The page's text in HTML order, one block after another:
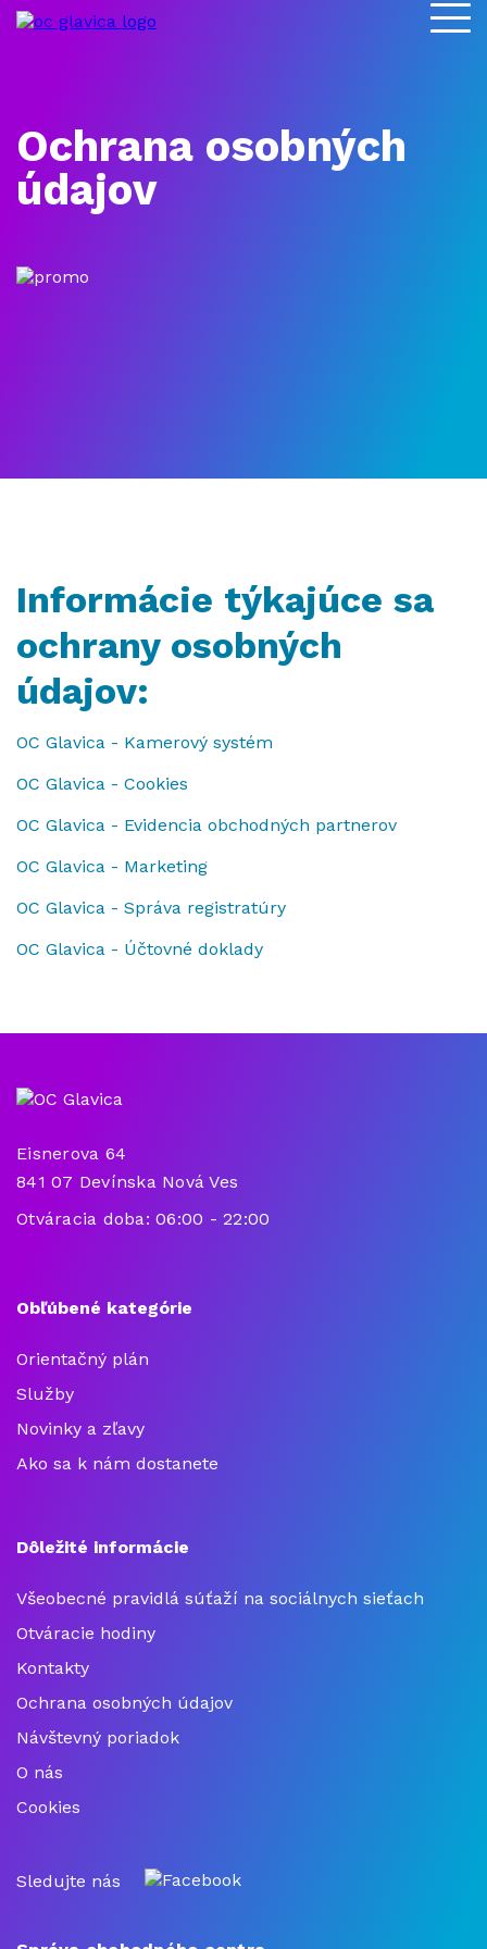
Ochrana osobných
údajov
Informácie týkajúce sa
ochrany osobných
údajov:
OC Glavica - Kamerový systém
OC Glavica - Cookies
OC Glavica - Evidencia obchodných partnerov
OC Glavica - Marketing
OC Glavica - Správa registratúry
OC Glavica - Účtovné doklady
Eisnerova 64
841 07 Devínska Nová Ves
Otváracia doba: 06:00 - 22:00
Obľúbené kategórie
Orientačný plán
Služby
Novinky a zľavy
Ako sa k nám dostanete
Dôležité informácie
Všeobecné pravidlá súťaží na sociálnych sieťach
Otváracie hodiny
Kontakty
Ochrana osobných údajov
Návštevný poriadok
O nás
Cookies
Sledujte nás